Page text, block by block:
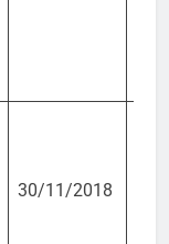
30/11/2018